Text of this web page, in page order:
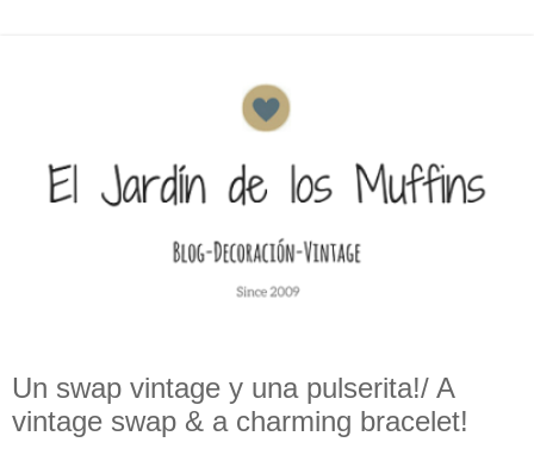
Un swap vintage y una pulserita!/ A
vintage swap & a charming bracelet!